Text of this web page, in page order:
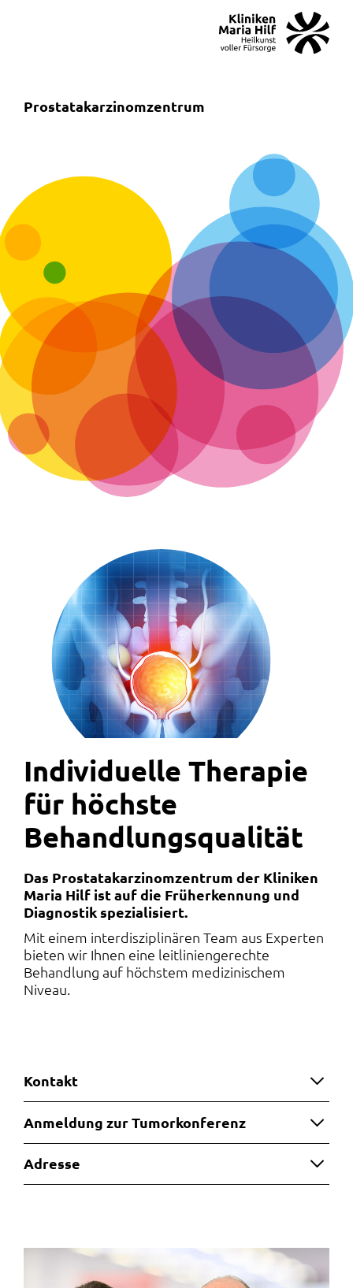
Prostatakarzinomzentrum
Individuelle Therapie
für höchste
Behandlungsqualität
Das Prostatakarzinomzentrum der Kliniken
Maria Hilf ist auf die Früherkennung und
Diagnostik spezialisiert.
Mit einem interdisziplinären Team aus Experten
bieten wir Ihnen eine leitliniengerechte
Behandlung auf höchstem medizinischem
Niveau.
Kontakt
Anmeldung zur Tumorkonferenz
Adresse